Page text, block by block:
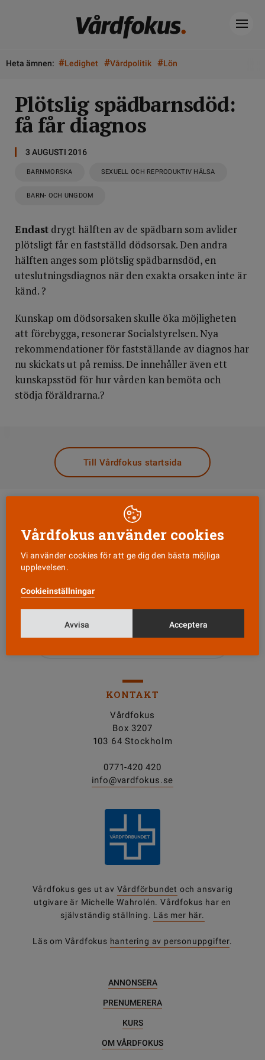
Heta ämnen: #Ledighet #Vårdpolitik #Lön
Plötslig spädbarnsdöd:
få får diagnos
3 AUGUSTI 2016
BARNMORSKA SEXUELL OCH REPRODUKTIV HÄLSA
BARN- OCH UNGDOM
Endast drygt hälften av de spädbarn som avlider
plötsligt får en fastställd dödsorsak. Den andra
hälften anges som plötslig spädbarnsdöd, en
uteslutningsdiagnos när den exakta orsaken inte är
känd. ?
Kunskap om döds­orsaken skulle öka möjligheten
att förebygga, resonerar Socialstyrelsen. Nya
rekommendationer för fastställande av diagnos har
nu skickats ut på remiss. De innehåller även ett
kunskapsstöd för hur vården kan bemöta och
stödja föräldrarna.?
Till Vårdfokus startsida
Nyhetsbrev
KONTAKT
Vårdfokus
Box 3207
103 64 Stockholm
0771-420 420
info@vardfokus.se
Vårdfokus ges ut av Vårdförbundet och ansvarig
utgivare är Michelle Wahrolén. Vårdfokus har en
självständig ställning. Läs mer här.
Läs om Vårdfokus hantering av personuppgifter.
ANNONSERA
PRENUMERERA
KURS
OM VÅRDFOKUS
Vårdfokus använder cookies
Vi använder cookies för att ge dig den bästa möjliga
upplevelsen.
Cookieinställningar
Avvisa Acceptera